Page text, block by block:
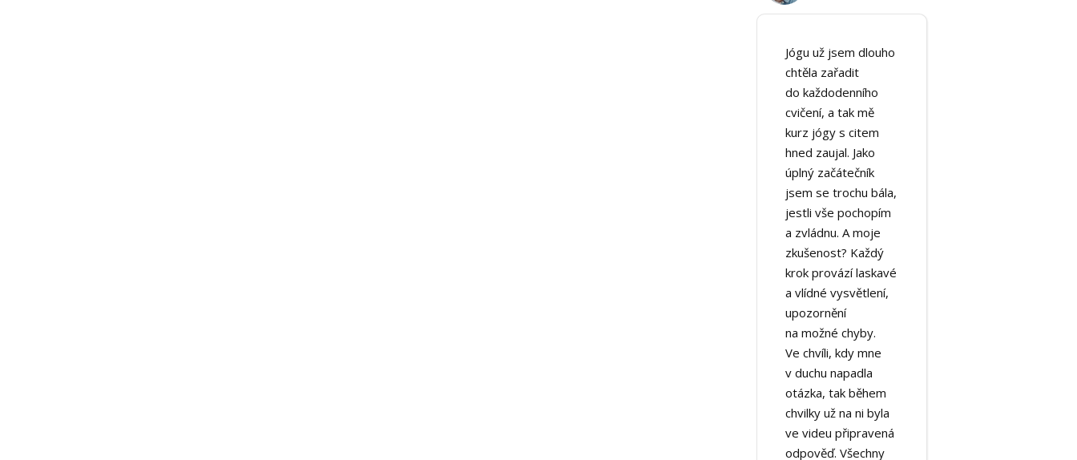
Jógu už jsem dlouho
chtěla zařadit
do každodenního
cvičení, a tak mě
kurz jógy s citem
hned zaujal. Jako
úplný začátečník
jsem se trochu bála,
jestli vše pochopím
a zvládnu. A moje
zkušenost? Každý
krok provází laskavé
a vlídné vysvětlení,
upozornění
na možné chyby.
Ve chvíli, kdy mne
v duchu napadla
otázka, tak během
chvilky už na ni byla
ve videu připravená
odpověď. Všechny